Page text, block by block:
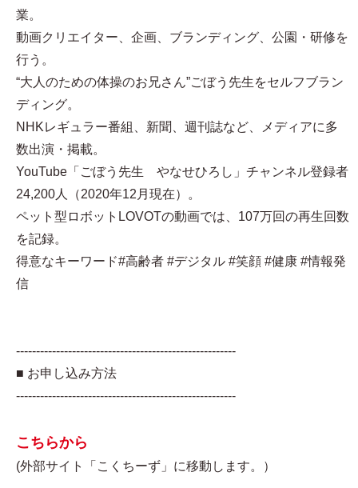
業。
動画クリエイター、企画、ブランディング、公園・研修を
行う。
“大人のための体操のお兄さん”ごぼう先生をセルフブラン
ディング。
NHKレギュラー番組、新聞、週刊誌など、メディアに多
数出演・掲載。
YouTube「ごぼう先生 やなせひろし」チャンネル登録者
24,200人（2020年12月現在）。
ペット型ロボットLOVOTの動画では、107万回の再生回数
を記録。
得意なキーワード#高齢者 #デジタル #笑顔 #健康 #情報発
信
-------------------------------------------------------
■ お申し込み方法
-------------------------------------------------------
こちらから
(外部サイト「こくちーず」に移動します。）